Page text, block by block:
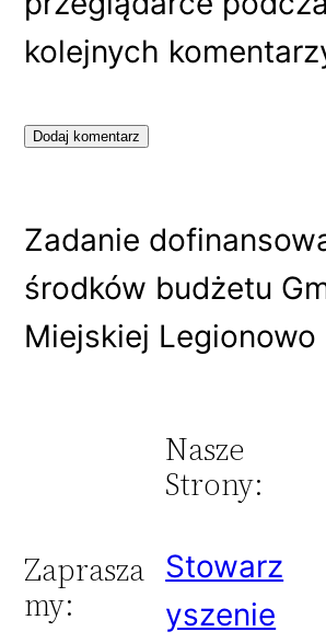
kolejnych
Zadanie
środków budżetu
Miejskiej Legionowo
Zaprasza
my:
Nasze
Strony:
Stowarz
yszenie